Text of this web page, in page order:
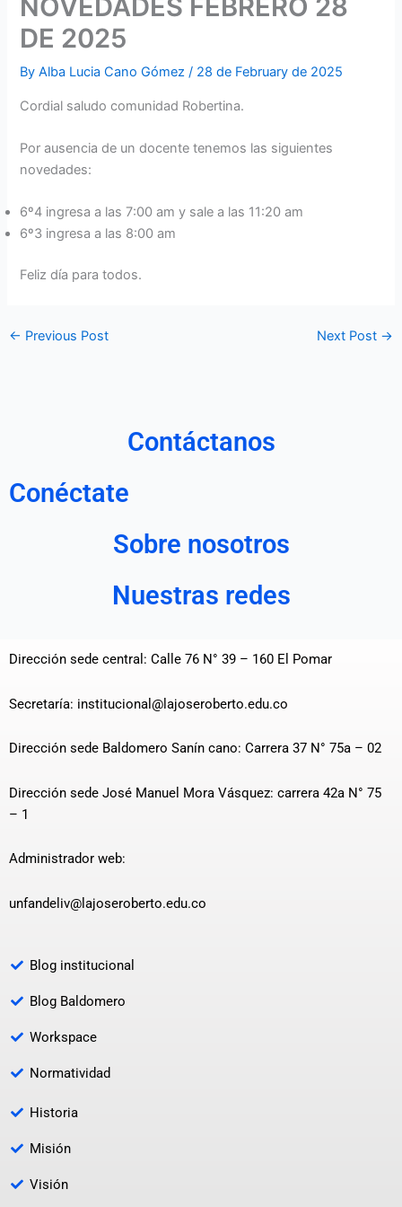
NOVEDADES FEBRERO 28
DE 2025
ByAlba Lucia Cano Gómez/ 28 de February de 2025
Cordial saludo comunidad Robertina.
Por ausencia de un docente tenemos las siguientes
novedades:
6º4 ingresa a las 7:00 am y sale a las 11:20 am
6º3 ingresa a las 8:00 am
Feliz día para todos.
← Previous Post Next Post →
Contáctanos
Conéctate
Sobre nosotros
Nuestras redes
Dirección sede central: Calle 76 N° 39 – 160 El Pomar
Secretaría: institucional@lajoseroberto.edu.co
Dirección sede Baldomero Sanín cano: Carrera 37 N° 75a – 02
Dirección sede José Manuel Mora Vásquez: carrera 42a N° 75
– 1
Administrador web:
unfandeliv@lajoseroberto.edu.co
Blog institucional
Blog Baldomero
Workspace
Normatividad
Historia
Misión
Visión